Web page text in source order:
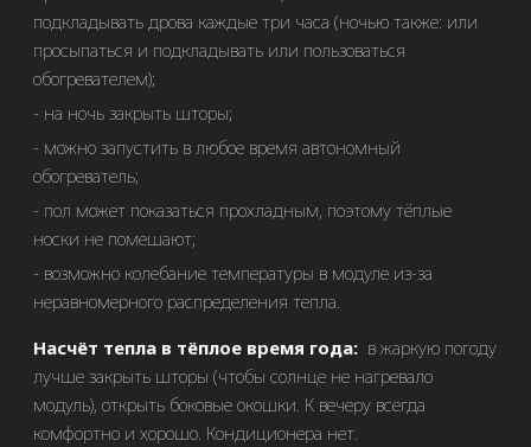
подкладывать дрова каждые три часа (ночью также: или
просыпаться и подкладывать или пользоваться
обогревателем);
на ночь закрыть шторы;
можно запустить в любое время автономный
обогреватель;
пол может показаться прохладным, поэтому тёплые
носки не помешают;
возможно колебание температуры в модуле из-за
неравномерного распределения тепла.
Насчёт тепла в тёплое время года: в жаркую погоду
лучше закрыть шторы (чтобы солнце не нагревало
модуль), открыть боковые окошки. К вечеру всегда
комфортно и хорошо. Кондиционера нет.